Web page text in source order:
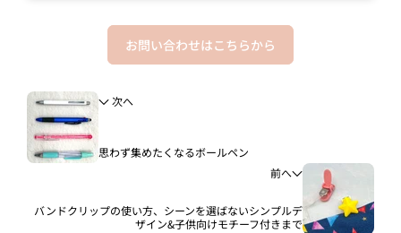
お問い合わせはこちらから
次へ
思わず集めたくなるボールペン
前へ
バンドクリップの使い方、シーンを選ばないシンプルデ
ザイン&子供向けモチーフ付きまで